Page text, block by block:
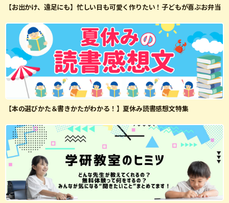
【お出かけ、遠足にも】忙しい日も可愛く作りたい！子どもが喜ぶお弁当
【本の選びかた＆書きかたがわかる！】夏休み読書感想文特集